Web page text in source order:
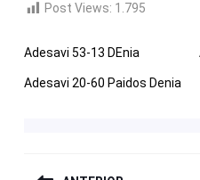
Post Views: 1.795
Adesavi 53-13 DEnia
Adesavi 20-60 Paidos Denia